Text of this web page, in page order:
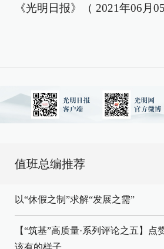
《光明日报》（ 2021年06月
值班总编推荐
以“休假之制”求解“发展之需”
【“筑基”高质量·系列评论之五】
该有的样子